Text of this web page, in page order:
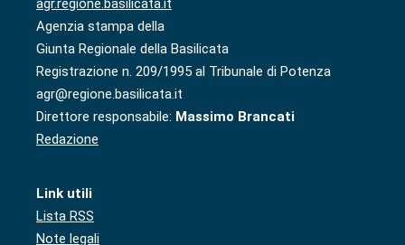
agr.regione.basilicata.it
Agenzia stampa della
Giunta Regionale della Basilicata
Registrazione n. 209/1995 al Tribunale di Potenza
agr@regione.basilicata.it
Direttore responsabile: Massimo Brancati
Redazione
Link utili
Lista RSS
Note legali